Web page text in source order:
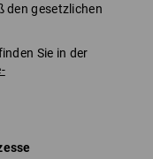
den gesetzlichen
Sie in der